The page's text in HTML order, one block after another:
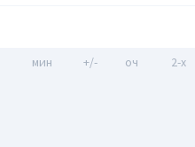
мин +/- оч 2-x